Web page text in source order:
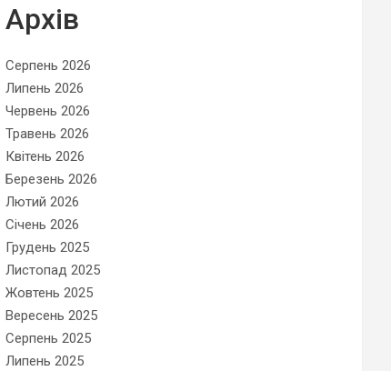
Архів
Серпень 2026
Липень 2026
Червень 2026
Травень 2026
Квітень 2026
Березень 2026
Лютий 2026
Січень 2026
Грудень 2025
Листопад 2025
Жовтень 2025
Вересень 2025
Серпень 2025
Липень 2025